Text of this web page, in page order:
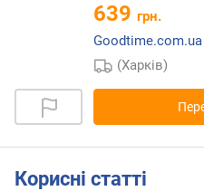
639 грн.
Goodtime.com.ua
(Харків)
Корисні статті